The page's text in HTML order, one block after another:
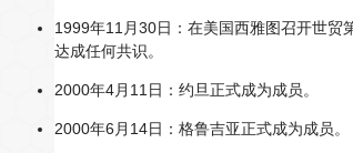
1999年11月30日：在美国西雅图召开世贸
达成任何共识。
2000年4月11日：约旦正式成为成员。
2000年6月14日：格鲁吉亚正式成为成员。